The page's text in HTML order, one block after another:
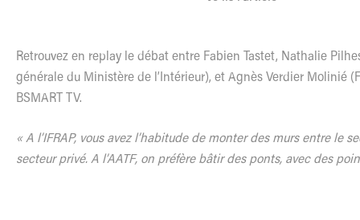
Retrouvez en replay le débat entre Fabien Tastet, Nathalie
générale du Ministère de l’Intérieur), et Agnès Verdier Molinié
BSMART TV.
« A l’IFRAP, vous avez l’habitude de monter des murs entre le
secteur privé. A l’AATF, on préfère bâtir des ponts, avec des